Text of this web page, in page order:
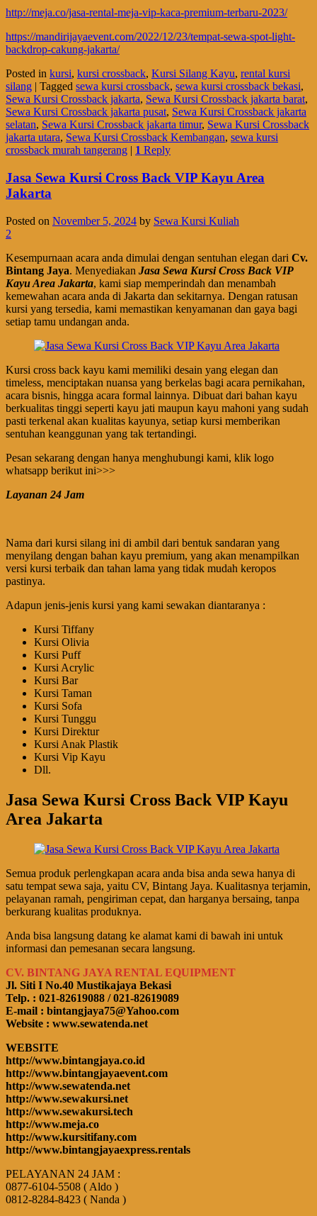
http://meja.co/jasa-rental-meja-vip-kaca-premium-terbaru-2023/
https://mandirijayaevent.com/2022/12/23/tempat-sewa-spot-light-
backdrop-cakung-jakarta/
Posted in kursi, kursi crossback, Kursi Silang Kayu, rental kursi
silang | Tagged sewa kursi crossback, sewa kursi crossback bekasi,
Sewa Kursi Crossback jakarta, Sewa Kursi Crossback jakarta barat,
Sewa Kursi Crossback jakarta pusat, Sewa Kursi Crossback jakarta
selatan, Sewa Kursi Crossback jakarta timur, Sewa Kursi Crossback
jakarta utara, Sewa Kursi Crossback Kembangan, sewa kursi
crossback murah tangerang | 1 Reply
Jasa Sewa Kursi Cross Back VIP Kayu Area
Jakarta
Posted on November 5, 2024 by Sewa Kursi Kuliah
2
Kesempurnaan acara anda dimulai dengan sentuhan elegan dari Cv.
Bintang Jaya. Menyediakan Jasa Sewa Kursi Cross Back VIP
Kayu Area Jakarta, kami siap memperindah dan menambah
kemewahan acara anda di Jakarta dan sekitarnya. Dengan ratusan
kursi yang tersedia, kami memastikan kenyamanan dan gaya bagi
setiap tamu undangan anda.
Kursi cross back kayu kami memiliki desain yang elegan dan
timeless, menciptakan nuansa yang berkelas bagi acara pernikahan,
acara bisnis, hingga acara formal lainnya. Dibuat dari bahan kayu
berkualitas tinggi seperti kayu jati maupun kayu mahoni yang sudah
pasti terkenal akan kualitas kayunya, setiap kursi memberikan
sentuhan keanggunan yang tak tertandingi.
Pesan sekarang dengan hanya menghubungi kami, klik logo
whatsapp berikut ini>>>
Layanan 24 Jam
Nama dari kursi silang ini di ambil dari bentuk sandaran yang
menyilang dengan bahan kayu premium, yang akan menampilkan
versi kursi terbaik dan tahan lama yang tidak mudah keropos
pastinya.
Adapun jenis-jenis kursi yang kami sewakan diantaranya :
Kursi Tiffany
Kursi Olivia
Kursi Puff
Kursi Acrylic
Kursi Bar
Kursi Taman
Kursi Sofa
Kursi Tunggu
Kursi Direktur
Kursi Anak Plastik
Kursi Vip Kayu
Dll.
Jasa Sewa Kursi Cross Back VIP Kayu
Area Jakarta
Semua produk perlengkapan acara anda bisa anda sewa hanya di
satu tempat sewa saja, yaitu CV, Bintang Jaya. Kualitasnya terjamin,
pelayanan ramah, pengiriman cepat, dan harganya bersaing, tanpa
berkurang kualitas produknya.
Anda bisa langsung datang ke alamat kami di bawah ini untuk
informasi dan pemesanan secara langsung.
CV. BINTANG JAYA RENTAL EQUIPMENT
Jl. Siti I No.40 Mustikajaya Bekasi
Telp. : 021-82619088 / 021-82619089
E-mail : bintangjaya75@Yahoo.com
Website : www.sewatenda.net
WEBSITE
http://www.bintangjaya.co.id
http://www.bintangjayaevent.com
http://www.sewatenda.net
http://www.sewakursi.net
http://www.sewakursi.tech
http://www.meja.co
http://www.kursitifany.com
http://www.bintangjayaexpress.rentals
PELAYANAN 24 JAM :
0877-6104-5508 ( Aldo )
0812-8284-8423 ( Nanda )